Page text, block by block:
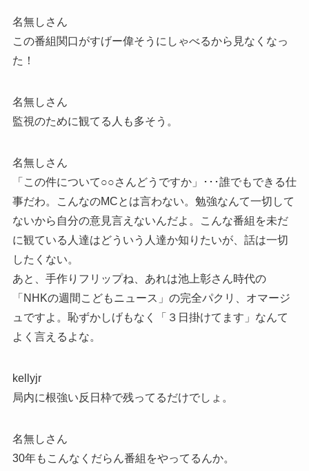
名無しさん
この番組関口がすげー偉そうにしゃべるから見なくなっ
た！
名無しさん
監視のために観てる人も多そう。
名無しさん
「この件について○○さんどうですか」･･･誰でもできる仕
事だわ。こんなのMCとは言わない。勉強なんて一切して
ないから自分の意見言えないんだよ。こんな番組を未だ
に観ている人達はどういう人達か知りたいが、話は一切
したくない。
あと、手作りフリップね、あれは池上彰さん時代の
「NHKの週間こどもニュース」の完全パクリ、オマージ
ュですよ。恥ずかしげもなく「３日掛けてます」なんて
よく言えるよな。
kellyjr
局内に根強い反日枠で残ってるだけでしょ。
名無しさん
30年もこんなくだらん番組をやってるんか。